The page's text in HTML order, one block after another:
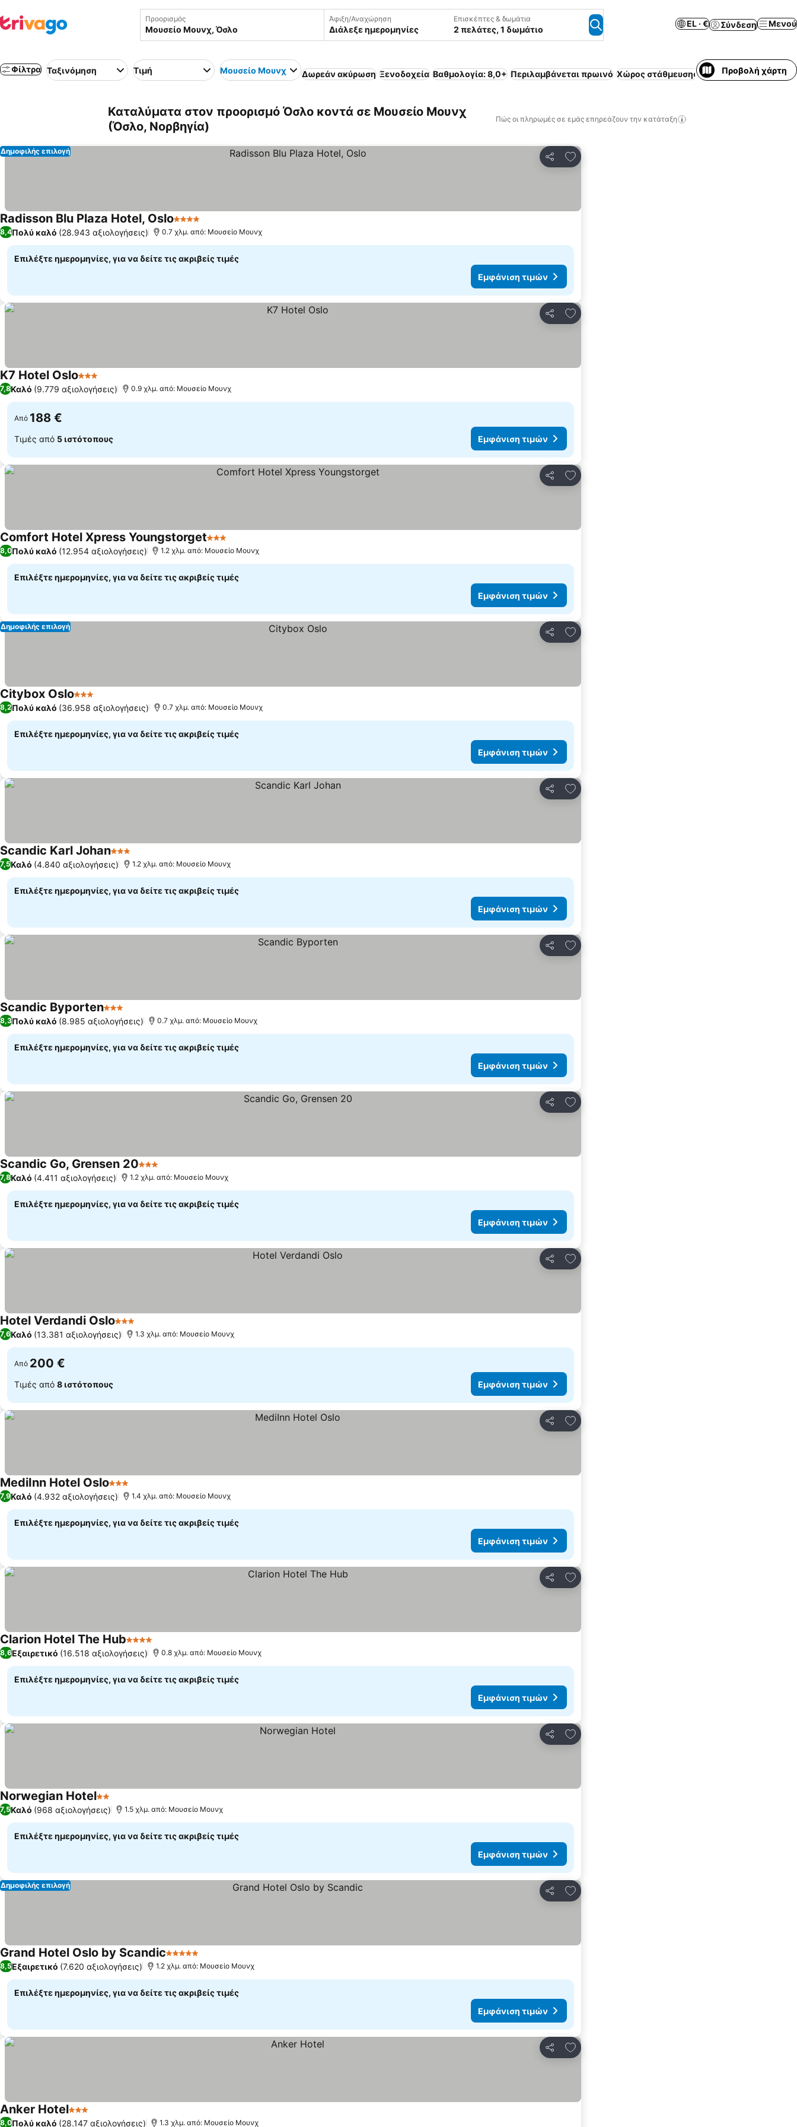
Προορισμός Άφιξη/Αναχώρηση
Διάλεξε ημερομηνίες
Επισκέπτες & δωμάτια
2 πελάτες, 1 δωμάτιο
EL · € Σύνδεση Μενού
Φίλτρα Ταξινόμηση Τιμή Μουσείο Μουνχ Δωρεάν ακύρωση Ξενοδοχεία Βαθμολογία: 8,0+ Περιλαμβάνεται πρωινό Χώρος στάθμευσης Πισίνα Επιπλωμένο
Προβολή χάρτη
Καταλύματα στον προορισμό Όσλο κοντά σε Μουσείο Μουνχ
(Όσλο, Νορβηγία)
Πώς οι πληρωμές σε εμάς επηρεάζουν την κατάταξη
Κοινοποίηση
Προσθήκη στα αγαπημένα
Δημοφιλής επιλογή
Radisson Blu Plaza Hotel, Oslo4 Αστέρια
8,4Πολύ καλό (28.943 αξιολογήσεις) 0.7 χλμ. από: Μουσείο Μουνχ
Επιλέξτε ημερομηνίες, για να δείτε τις ακριβείς τιμές
Εμφάνιση τιμών
Κοινοποίηση
Προσθήκη στα αγαπημένα
K7 Hotel Oslo3 Αστέρια
7,8Καλό (9.779 αξιολογήσεις) 0.9 χλμ. από: Μουσείο Μουνχ
Από 188 €
Τιμές από 5 ιστότοπους Εμφάνιση τιμών
Κοινοποίηση
Προσθήκη στα αγαπημένα
Comfort Hotel Xpress Youngstorget3 Αστέρια
8,0Πολύ καλό (12.954 αξιολογήσεις) 1.2 χλμ. από: Μουσείο Μουνχ
Επιλέξτε ημερομηνίες, για να δείτε τις ακριβείς τιμές
Εμφάνιση τιμών
Κοινοποίηση
Προσθήκη στα αγαπημένα
Δημοφιλής επιλογή
Citybox Oslo3 Αστέρια
8,2Πολύ καλό (36.958 αξιολογήσεις) 0.7 χλμ. από: Μουσείο Μουνχ
Επιλέξτε ημερομηνίες, για να δείτε τις ακριβείς τιμές
Εμφάνιση τιμών
Κοινοποίηση
Προσθήκη στα αγαπημένα
Scandic Karl Johan3 Αστέρια
7,5Καλό (4.840 αξιολογήσεις) 1.2 χλμ. από: Μουσείο Μουνχ
Επιλέξτε ημερομηνίες, για να δείτε τις ακριβείς τιμές
Εμφάνιση τιμών
Κοινοποίηση
Προσθήκη στα αγαπημένα
Scandic Byporten3 Αστέρια
8,3Πολύ καλό (8.985 αξιολογήσεις) 0.7 χλμ. από: Μουσείο Μουνχ
Επιλέξτε ημερομηνίες, για να δείτε τις ακριβείς τιμές
Εμφάνιση τιμών
Κοινοποίηση
Προσθήκη στα αγαπημένα
Scandic Go, Grensen 203 Αστέρια
7,8Καλό (4.411 αξιολογήσεις) 1.2 χλμ. από: Μουσείο Μουνχ
Επιλέξτε ημερομηνίες, για να δείτε τις ακριβείς τιμές
Εμφάνιση τιμών
Κοινοποίηση
Προσθήκη στα αγαπημένα
Hotel Verdandi Oslo3 Αστέρια
7,6Καλό (13.381 αξιολογήσεις) 1.3 χλμ. από: Μουσείο Μουνχ
Από 200 €
Τιμές από 8 ιστότοπους Εμφάνιση τιμών
Κοινοποίηση
Προσθήκη στα αγαπημένα
MediInn Hotel Oslo3 Αστέρια
7,9Καλό (4.932 αξιολογήσεις) 1.4 χλμ. από: Μουσείο Μουνχ
Επιλέξτε ημερομηνίες, για να δείτε τις ακριβείς τιμές
Εμφάνιση τιμών
Κοινοποίηση
Προσθήκη στα αγαπημένα
Clarion Hotel The Hub4 Αστέρια
8,6Εξαιρετικό (16.518 αξιολογήσεις) 0.8 χλμ. από: Μουσείο Μουνχ
Επιλέξτε ημερομηνίες, για να δείτε τις ακριβείς τιμές
Εμφάνιση τιμών
Κοινοποίηση
Προσθήκη στα αγαπημένα
Norwegian Hotel2 Αστέρια
7,5Καλό (968 αξιολογήσεις) 1.5 χλμ. από: Μουσείο Μουνχ
Επιλέξτε ημερομηνίες, για να δείτε τις ακριβείς τιμές
Εμφάνιση τιμών
Κοινοποίηση
Προσθήκη στα αγαπημένα
Δημοφιλής επιλογή
Grand Hotel Oslo by Scandic5 Αστέρια
8,5Εξαιρετικό (7.620 αξιολογήσεις) 1.2 χλμ. από: Μουσείο Μουνχ
Επιλέξτε ημερομηνίες, για να δείτε τις ακριβείς τιμές
Εμφάνιση τιμών
Κοινοποίηση
Προσθήκη στα αγαπημένα
Anker Hotel3 Αστέρια
8,0Πολύ καλό (28.147 αξιολογήσεις) 1.3 χλμ. από: Μουσείο Μουνχ